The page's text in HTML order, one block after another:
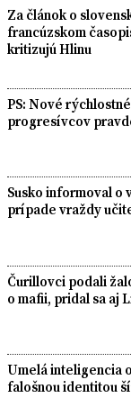
Za článok o
francúzskom
kritizujú Hlinu
PS: Nové
progresívcov
Susko informoval o
prípade vraždy
Čurillovci podali
o mafii, pridal sa aj
Umelá inteligencia
falošnou identitou